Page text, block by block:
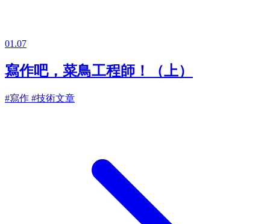
01.07
寫作吧，菜鳥工程師！（上）
#寫作 #技術文章